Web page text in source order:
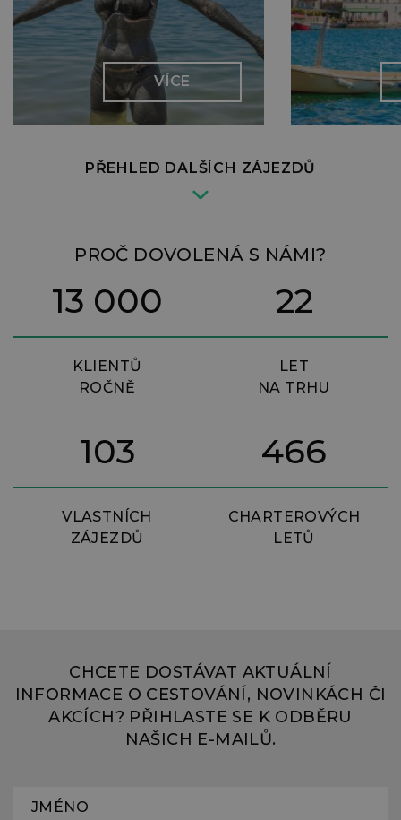
VÍCE
PŘEHLED DALŠÍCH ZÁJEZDŮ
PROČ DOVOLENÁ S NÁMI?
KLIENTŮ
ROČNĚ
13 000
LET
NA TRHU
22
VLASTNÍCH
ZÁJEZDŮ
103
CHARTEROVÝCH
LETŮ
466
CHCETE DOSTÁVAT AKTUÁLNÍ
INFORMACE O CESTOVÁNÍ, NOVINKÁCH ČI
AKCÍCH? PŘIHLASTE SE K ODBĚRU
NAŠICH E-MAILŮ.